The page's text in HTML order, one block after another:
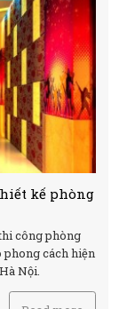
kế phòng
công phòng
cách hiện
Nội.